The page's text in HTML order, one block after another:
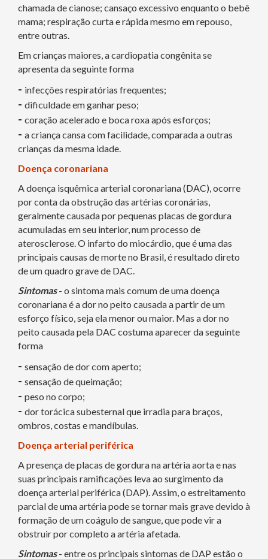
chamada de cianose; cansaço excessivo enquanto o bebê
mama; respiração curta e rápida mesmo em repouso,
entre outras.
Em crianças maiores, a cardiopatia congênita se
apresenta da seguinte forma
- infecções respiratórias frequentes;
- dificuldade em ganhar peso;
- coração acelerado e boca roxa após esforços;
- a criança cansa com facilidade, comparada a outras
crianças da mesma idade.
Doença coronariana
A doença isquêmica arterial coronariana (DAC), ocorre
por conta da obstrução das artérias coronárias,
geralmente causada por pequenas placas de gordura
acumuladas em seu interior, num processo de
aterosclerose. O infarto do miocárdio, que é uma das
principais causas de morte no Brasil, é resultado direto
de um quadro grave de DAC.
Sintomas- o sintoma mais comum de uma doença
coronariana é a dor no peito causada a partir de um
esforço físico, seja ela menor ou maior. Mas a dor no
peito causada pela DAC costuma aparecer da seguinte
forma
- sensação de dor com aperto;
- sensação de queimação;
- peso no corpo;
- dor torácica subesternal que irradia para braços,
ombros, costas e mandíbulas.
Doença arterial periférica
A presença de placas de gordura na artéria aorta e nas
suas principais ramificações leva ao surgimento da
doença arterial periférica (DAP). Assim, o estreitamento
parcial de uma artéria pode se tornar mais grave devido à
formação de um coágulo de sangue, que pode vir a
obstruir por completo a artéria afetada.
Sintomas- entre os principais sintomas de DAP estão o